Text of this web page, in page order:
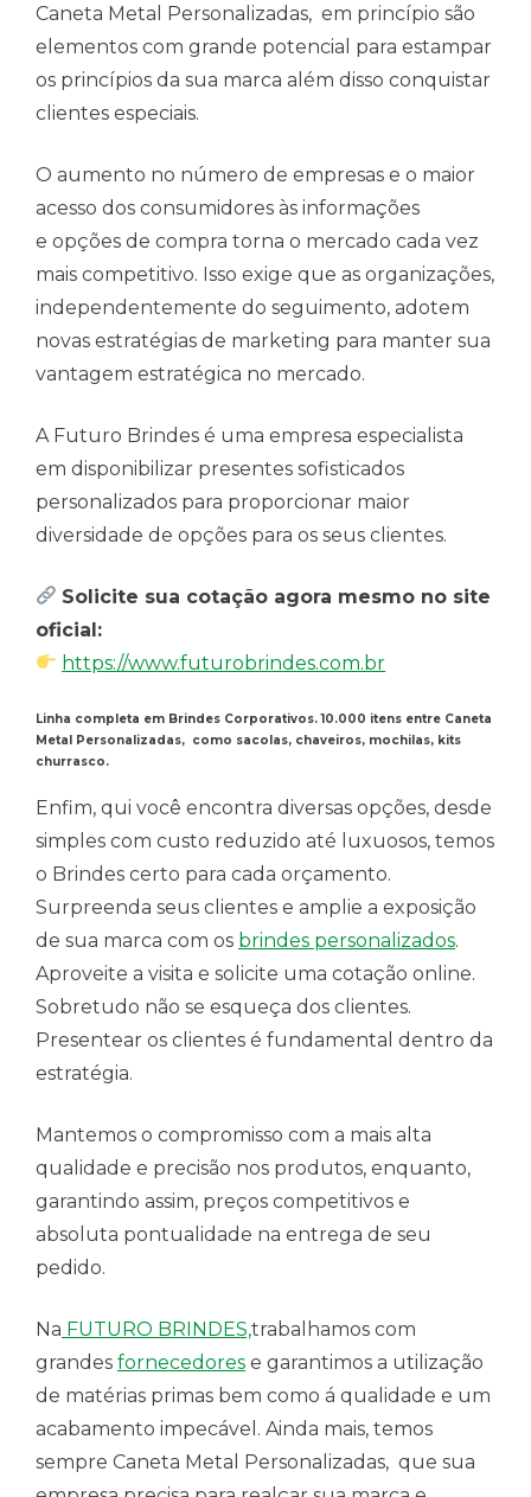
Caneta Metal Personalizadas, em princípio são
elementos com grande potencial para estampar
os princípios da sua marca além disso conquistar
clientes especiais.
O aumento no número de empresas e o maior
acesso dos consumidores às informações
e opções de compra torna o mercado cada vez
mais competitivo. Isso exige que as organizações,
independentemente do seguimento, adotem
novas estratégias de marketing para manter sua
vantagem estratégica no mercado.
A Futuro Brindes é uma empresa especialista
em disponibilizar presentes sofisticados
personalizados para proporcionar maior
diversidade de opções para os seus clientes.
Solicite sua cotação agora mesmo no site
oficial:
https://www.futurobrindes.com.br
Linha completa em Brindes Corporativos. 10.000 itens entre Caneta
Metal Personalizadas, como sacolas, chaveiros, mochilas, kits
churrasco.
Enfim, qui você encontra diversas opções, desde
simples com custo reduzido até luxuosos, temos
o Brindes certo para cada orçamento.
Surpreenda seus clientes e amplie a exposição
de sua marca com os brindes personalizados.
Aproveite a visita e solicite uma cotação online.
Sobretudo não se esqueça dos clientes.
Presentear os clientes é fundamental dentro da
estratégia.
Mantemos o compromisso com a mais alta
qualidade e precisão nos produtos, enquanto,
garantindo assim, preços competitivos e
absoluta pontualidade na entrega de seu
pedido.
Na FUTURO BRINDES,trabalhamos com
grandes fornecedores e garantimos a utilização
de matérias primas bem como á qualidade e um
acabamento impecável. Ainda mais, temos
sempre Caneta Metal Personalizadas, que sua